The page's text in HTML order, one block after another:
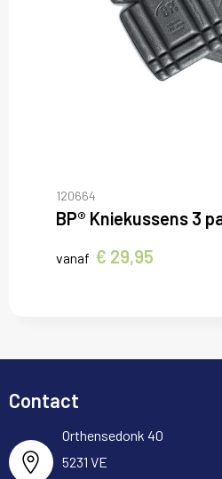
120664
BP® Kniekussens 3
vanaf € 29,95
Contact
Orthensedonk 40
5231 VE